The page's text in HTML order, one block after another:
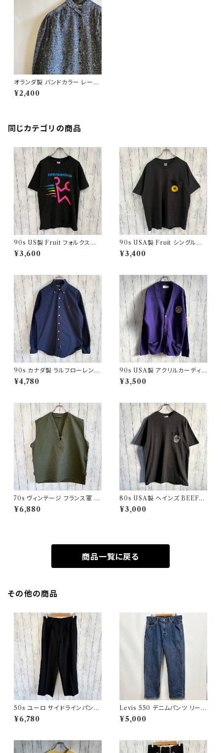
オランダ製 バンドカラー レーヨ
ンシャツ プルオーバー レトロシ
ャツ 柄シャツ
¥2,400
同じカテゴリの商品
90s US製 Fruit フォルクスワ
ーゲン シングルステッチTシャツ
ヴィンテージTシャツ アド 企業
¥3,600
90s USA製 Fruit シングルス
テッチTシャツ ポケットT scree
nstars ヴィンテージ
¥3,400
90s カナダ製 ラルフローレン
ボタンダウンシャツ Ralph Laur
en
¥4,780
90s USA製 アクリルカーディガ
ン レタード 紫 アメリカ製
¥3,500
70s ヴィンテージ フランス軍 G
AOベスト ミリタリーベスト ユ
ーロミリタリー
¥6,880
80s USA製 ヘインズ BEEFY
シングルステッチTシャツ ヴィン
テージTシャツ ポケT
¥3,000
商品一覧に戻る
その他の商品
50s ユーロ サイドラインパンツ
ウールパンツ ワイドスラックドレ
スパンツ
¥6,780
Levis 550 デニムパンツ リーバ
イス ワイドデニム 3
¥5,000